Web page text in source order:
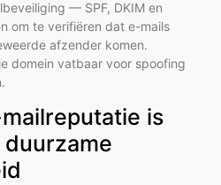
— SPF, DKIM en
om te verifiëren dat e-mails
afzender komen.
domein vatbaar voor spoofing
is